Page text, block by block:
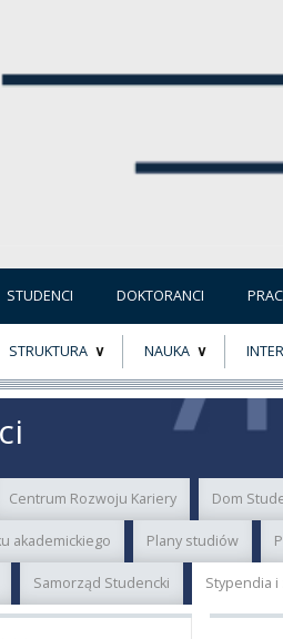
STUDENCI DOKTORANCI
STRUKTURA
JEDNOSTKI NAUKOWE
NAUKA
PROJEKTY BADAWCZE
JAKOŚĆ KSZTAŁCENIA
NOSTRYFIKACJA
DYPLOMÓW
Centrum Rozwoju Kariery Dom
akademickiego Plany studiów
Samorząd Studencki Stypendia